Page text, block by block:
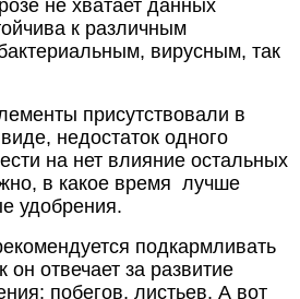
не хватает данных
к различным
вирусным, так
присутствовали в
недостаток одного
на нет влияние остальных
в какое время лучше
удобрения.
подкармливать
он отвечает за развитие
побегов, листьев. А вот